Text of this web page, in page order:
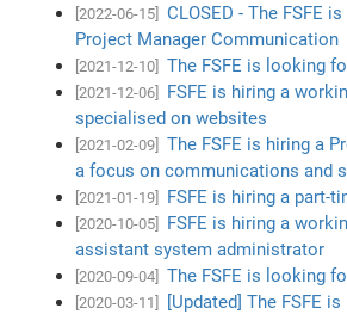
[2022-06-15]
CLOSED - The FSFE
Project Manager Communication
[2021-12-10] The FSFE is looking
[2021-12-06]
FSFE is hiring a
specialised on websites
[2021-02-09]
The FSFE is hiring a
a focus on communications and
[2021-01-19] FSFE is hiring a part-
[2020-10-05]
FSFE is hiring a
assistant system administrator
[2020-09-04] The FSFE is looking
[2020-03-11]
[Updated] The FSFE